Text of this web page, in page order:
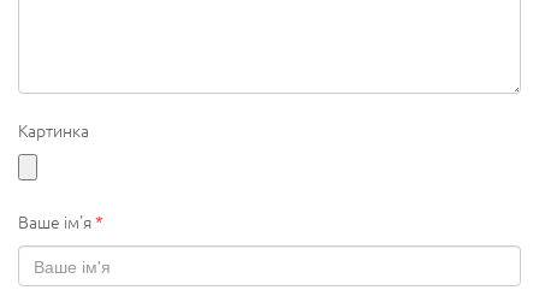
Картинка
Ваше ім'я*